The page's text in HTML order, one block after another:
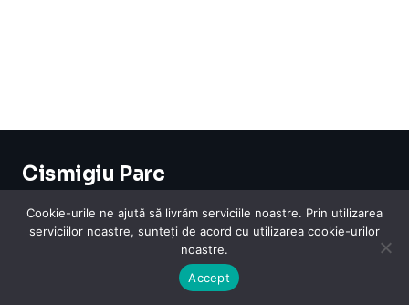
Cismigiu Parc
© 2024 CismigiuParc. All Rights Reserved.
Internet
Legislatie Medical Moda Sarbatori Telefoane Contact
Cookie-urile ne ajută să livrăm serviciile noastre. Prin utilizarea
serviciilor noastre, sunteți de acord cu utilizarea cookie-urilor
noastre.
Accept